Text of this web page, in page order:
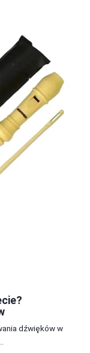
dźwięków w